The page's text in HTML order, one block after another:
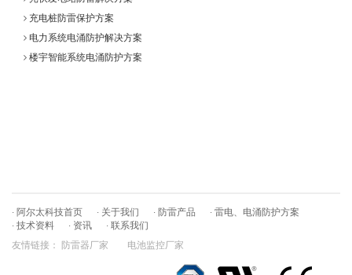
充电桩防雷保护方案
电力系统电涌防护解决方案
楼宇智能系统电涌防护方案
· 阿尔太科技首页 · 关于我们 · 防雷产品
· 雷电、电涌防护方案
· 技术资料
· 资讯
· 联系我们
友情链接：
防雷器厂家 电池监控厂家